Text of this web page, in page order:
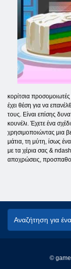
κορίτσια
έχει θέση για να
τους. Είναι επίσης
κουνέλι. Έχετε ένα
χρησιμοποιώντας μια
μάτια, τη μύτη, ίσως
με τα χέρια σας &
αποχρώσεις,
©